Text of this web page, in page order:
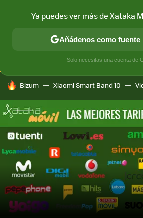
CONECTIVIDAD MÓVIL Y SOCIEDAD
HOY SE HABLA DE
Bizum Xiaomi Smart Band 10
Ya puedes ver más de Xataka
Añádenos como fuente
Solo necesitas una cuenta de